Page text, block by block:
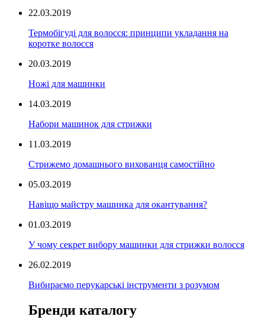
22.03.2019
Термобігуді для волосся: принципи укладання на
коротке волосся
20.03.2019
Ножі для машинки
14.03.2019
Набори машинок для стрижки
11.03.2019
Стрижемо домашнього вихованця самостійно
05.03.2019
Навіщо майстру машинка для окантування?
01.03.2019
У чому секрет вибору машинки для стрижки волосся
26.02.2019
Вибираємо перукарські інструменти з розумом
Бренди каталогу